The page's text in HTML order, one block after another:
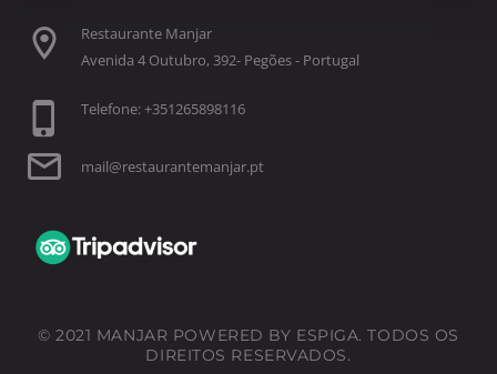
Restaurante Manjar
Avenida 4 Outubro, 392- Pegões - Portugal
Telefone: +351265898116
mail@restaurantemanjar.pt
© 2021 MANJAR POWERED BY ESPIGA. TODOS OS
DIREITOS RESERVADOS.